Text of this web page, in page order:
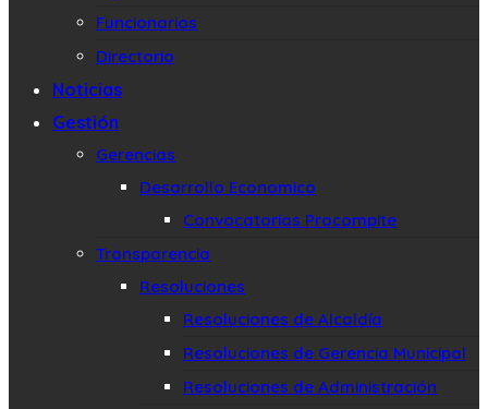
Funcionarios
Directorio
Noticias
Gestión
Gerencias
Desarrollo Economico
Convocatorias Procompite
Transparencia
Resoluciones
Resoluciones de Alcaldía
Resoluciones de Gerencia Municipal
Resoluciones de Administración